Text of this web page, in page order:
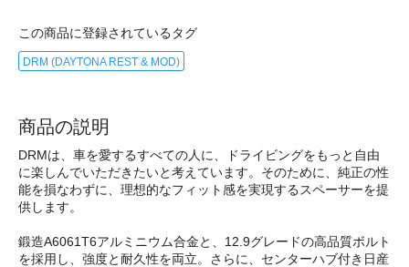
この商品に登録されているタグ
DRM (DAYTONA REST & MOD)
商品の説明
DRMは、車を愛するすべての人に、ドライビングをもっと自由
に楽しんでいただきたいと考えています。そのために、純正の性
能を損なわずに、理想的なフィット感を実現するスペーサーを提
供します。
鍛造A6061T6アルミニウム合金と、12.9グレードの高品質ボルト
を採用し、強度と耐久性を両立。さらに、センターハブ付き日産